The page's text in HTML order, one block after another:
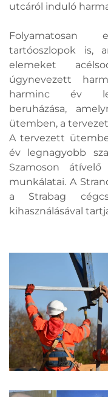
utcáról induló
tartóoszlopok is,
elemeket
úgynevezett
harminc év
beruházása,
ütemben, a
A tervezett
év legnagyobb
Szamoson
munkálatai. A
a Strabag
kihasználásával